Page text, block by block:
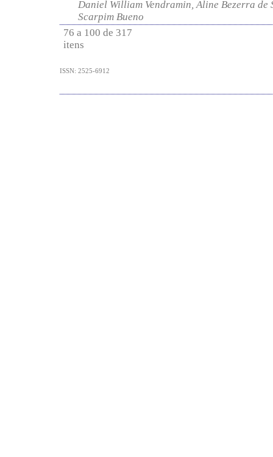
Daniel William Vendramin, Aline Bezerra de
Scarpim Bueno
76 a 100 de 317
itens
ISSN: 2525-6912